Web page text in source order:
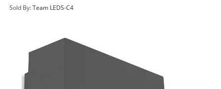
Sold By:Team LEDS-C4